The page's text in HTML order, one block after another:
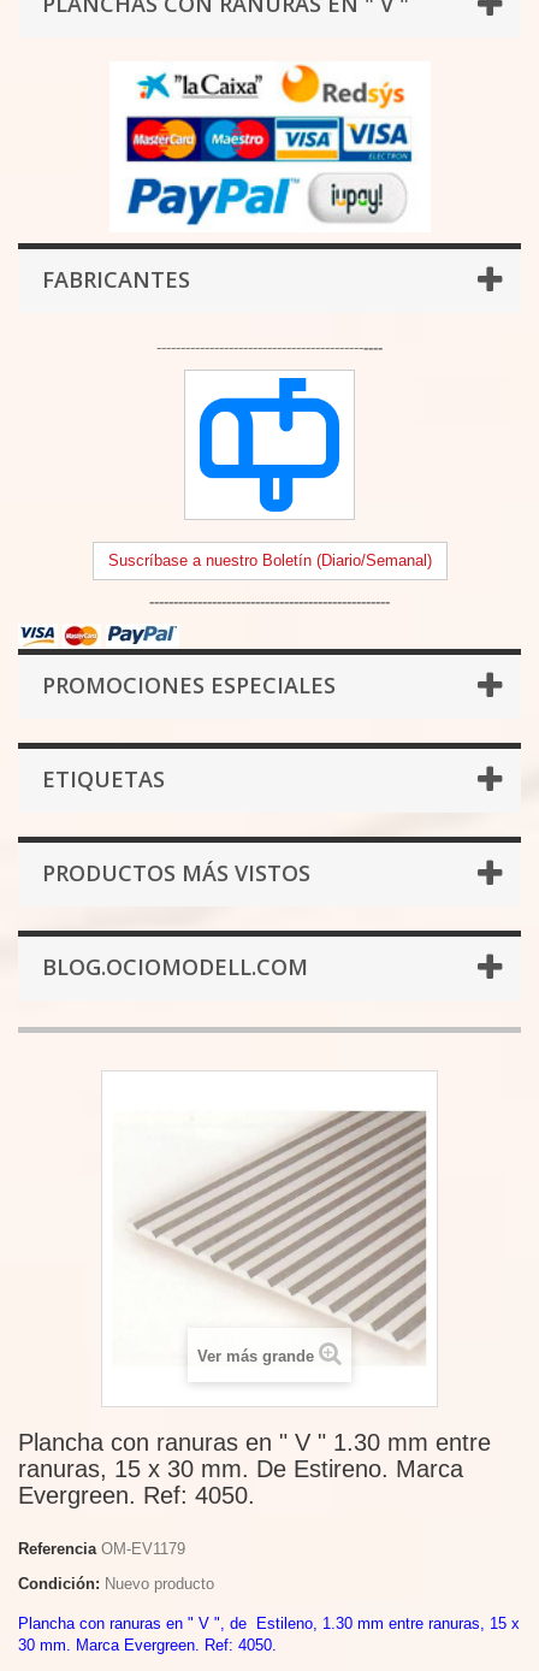
FABRICANTES
-----------------------------------------------
Suscríbase a nuestro Boletín (Diario/Semanal)
--------------------------------------------------
PROMOCIONES ESPECIALES
ETIQUETAS
PRODUCTOS MÁS VISTOS
BLOG.OCIOMODELL.COM
Ver más grande
Plancha con ranuras en " V " 1.30 mm entre
ranuras, 15 x 30 mm. De Estireno. Marca
Evergreen. Ref: 4050.
Referencia OM-EV1179
Condición: Nuevo producto
Plancha con ranuras en " V ", de Estileno, 1.30 mm entre ranuras, 15 x
30 mm. Marca Evergreen. Ref: 4050.